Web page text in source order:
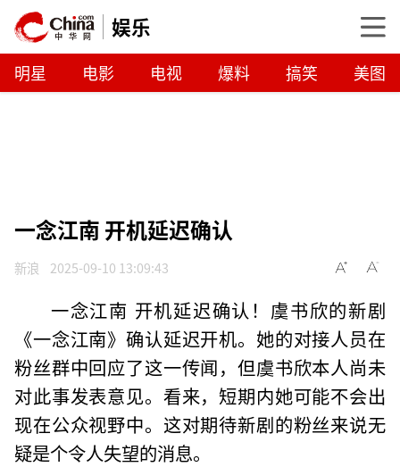
娱乐
明星 电影 电视 爆料 搞笑 美图
一念江南 开机延迟确认
新浪 2025-09-10 13:09:43
一念江南 开机延迟确认！虞书欣的新剧
《一念江南》确认延迟开机。她的对接人员在
粉丝群中回应了这一传闻，但虞书欣本人尚未
对此事发表意见。看来，短期内她可能不会出
现在公众视野中。这对期待新剧的粉丝来说无
疑是个令人失望的消息。